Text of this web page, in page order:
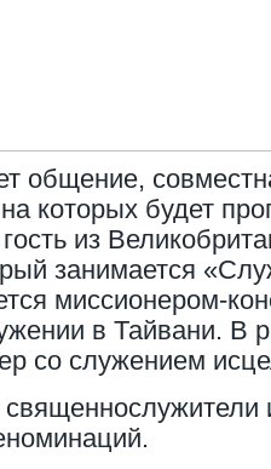
общение,
которых будет
из
занимается
миссионером-
в Тайвани. В
со служением